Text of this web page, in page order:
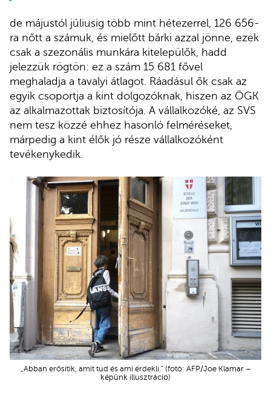
de májustól júliusig több mint hétezerrel, 126 656-
ra nőtt a számuk, és mielőtt bárki azzal jönne, ezek
csak a szezonális munkára kitelepülők, hadd
jelezzük rögtön: ez a szám 15 681 fővel
meghaladja a tavalyi átlagot. Ráadásul ők csak az
egyik csoportja a kint dolgozóknak, hiszen az ÖGK
az alkalmazottak biztosítója. A vállalkozóké, az SVS
nem tesz közzé ehhez hasonló felméréseket,
márpedig a kint élők jó része vállalkozóként
tevékenykedik.
„Abban erősítik, amit tud és ami érdekli.” (fotó: AFP/Joe Klamar –
képünk illusztráció)